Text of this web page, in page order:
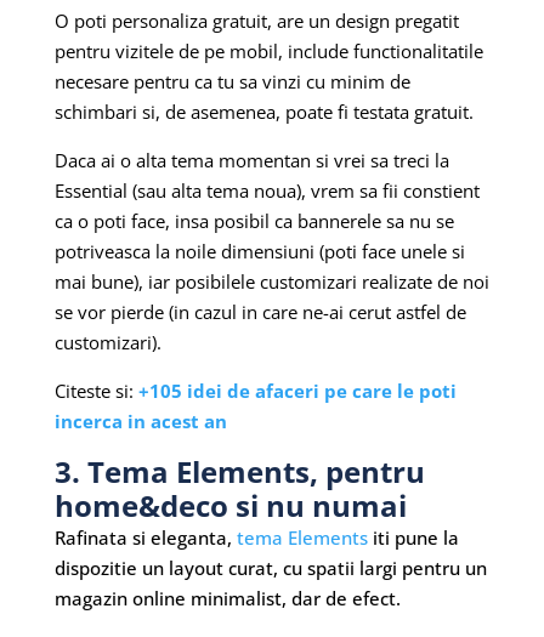
O poti personaliza gratuit, are un design pregatit
pentru vizitele de pe mobil, include functionalitatile
necesare pentru ca tu sa vinzi cu minim de
schimbari si, de asemenea, poate fi testata gratuit.
Daca ai o alta tema momentan si vrei sa treci la
Essential (sau alta tema noua), vrem sa fii constient
ca o poti face, insa posibil ca bannerele sa nu se
potriveasca la noile dimensiuni (poti face unele si
mai bune), iar posibilele customizari realizate de noi
se vor pierde (in cazul in care ne-ai cerut astfel de
customizari).
Citeste si: +105 idei de afaceri pe care le poti
incerca in acest an
3. Tema Elements, pentru
home&deco si nu numai
Rafinata si eleganta, tema Elementsiti pune la
dispozitie un layout curat, cu spatii largi pentru un
magazin online minimalist, dar de efect.